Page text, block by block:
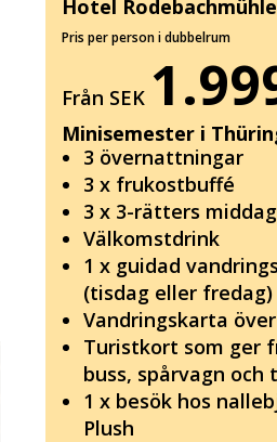
Hotel
Pris per person i dubbelrum
Från SEK
Minisemester i
3 övernattningar
3 x frukostbuffé
3 x 3-rätters
Välkomstdrink
1 x guidad
(tisdag eller fredag)
Vandringskarta
Turistkort som ger
buss, spårvagn
1 x besök hos
Plush